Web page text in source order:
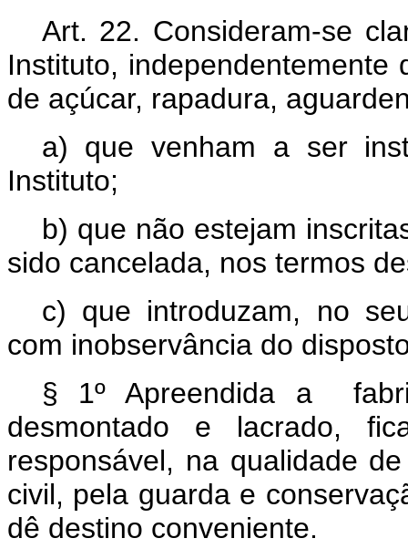
Art. 22. Consideram-se
Instituto,
de açúcar, rapadura,
a) que venham a ser
Instituto;
b) que não estejam
sido cancelada, nos termos
c) que introduzam, no
com inobservância do
§ 1º Apreendida a
desmontado e lacrado,
responsável, na qualidade
civil, pela guarda e
dê destino conveniente.